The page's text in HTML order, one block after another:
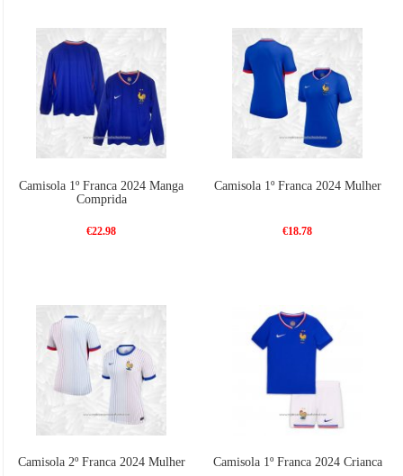
Camisola 1º Franca 2024 Manga
Comprida
€22.98
Camisola 1º Franca 2024 Mulher
€18.78
Camisola 2º Franca 2024 Mulher Camisola 1º Franca 2024 Crianca